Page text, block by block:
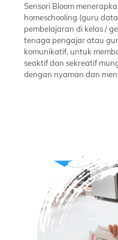
Sensori Bloom
homeschooling (guru
pembelajaran di kelas /
tenaga pengajar atau
komunikatif, untuk
seaktif dan sekreatif
dengan nyaman dan